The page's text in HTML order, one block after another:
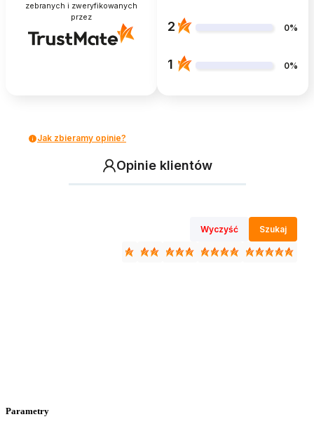
zebranych i zweryfikowanych
przez
2 0%
1 0%
Jak zbieramy opinie?
Opinie klientów
Wyczyść Szukaj
Parametry